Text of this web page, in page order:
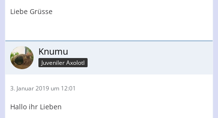
Liebe Grüsse
Knumu
Juveniler Axolotl
3. Januar 2019 um 12:01
Hallo ihr Lieben